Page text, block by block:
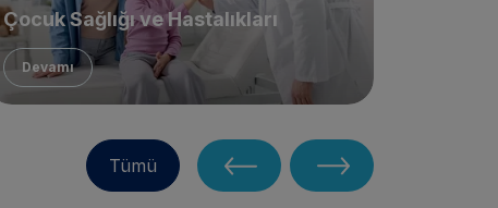
Çocuk Sağlığı ve Hastalıkları
Devamı
Tümü